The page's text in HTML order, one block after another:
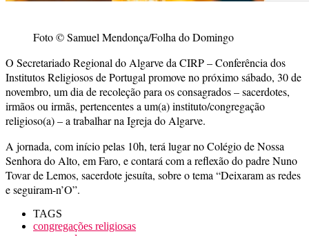
Foto © Samuel Mendonça/Folha do Domingo
O Secretariado Regional do Algarve da CIRP – Conferência dos
Institutos Religiosos de Portugal promove no próximo sábado, 30 de
novembro, um dia de recoleção para os consagrados – sacerdotes,
irmãos ou irmãs, pertencentes a um(a) instituto/congregação
religioso(a) – a trabalhar na Igreja do Algarve.
A jornada, com início pelas 10h, terá lugar no Colégio de Nossa
Senhora do Alto, em Faro, e contará com a reflexão do padre Nuno
Tovar de Lemos, sacerdote jesuíta, sobre o tema “Deixaram as redes
e seguiram-n’O”.
TAGS
congregações religiosas